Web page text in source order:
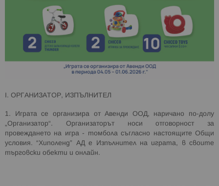
. ОРГАНИЗАТОР, ИЗПЪЛНИТЕЛ
1. Играта се организира от Авенди ООД, наричано по-долу
„Организатор“. Организаторът носи отговорност за
провеждането на игра- томболасъгласно настоящите Общи
условия. “Хиполенд”
АД е Изпълнител на играта, в своите
търговски обекти и онлайн.